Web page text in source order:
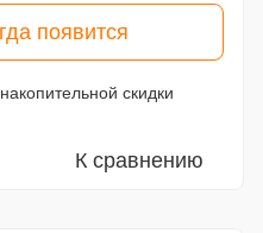
появится
скидки
К сравнению